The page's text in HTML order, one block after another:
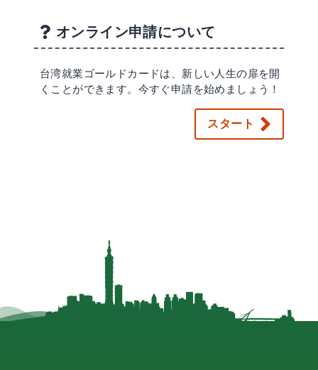
オンライン申請について
台湾就業ゴールドカードは、新しい人生の扉を開
くことができます。今すぐ申請を始めましょう！
スタート